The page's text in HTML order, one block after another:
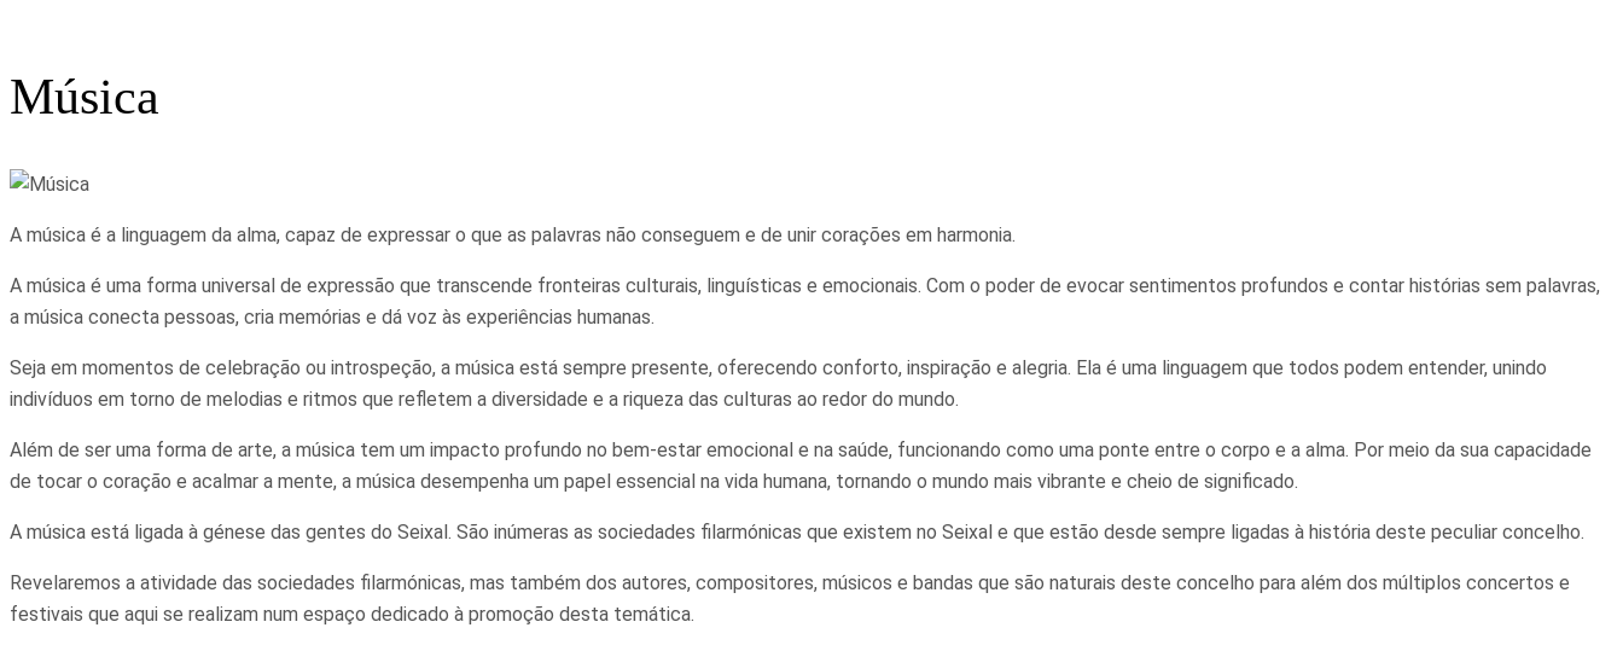
Música
A música é a linguagem da alma, capaz de expressar o que as palavras não conseguem e de unir corações em harmonia.
A música é uma forma universal de expressão que transcende fronteiras culturais, linguísticas e emocionais. Com o poder de evocar sentimentos profundos e contar histórias sem palavras,
a música conecta pessoas, cria memórias e dá voz às experiências humanas.
Seja em momentos de celebração ou introspeção, a música está sempre presente, oferecendo conforto, inspiração e alegria. Ela é uma linguagem que todos podem entender, unindo
indivíduos em torno de melodias e ritmos que refletem a diversidade e a riqueza das culturas ao redor do mundo.
Além de ser uma forma de arte, a música tem um impacto profundo no bem-estar emocional e na saúde, funcionando como uma ponte entre o corpo e a alma. Por meio da sua capacidade
de tocar o coração e acalmar a mente, a música desempenha um papel essencial na vida humana, tornando o mundo mais vibrante e cheio de significado.
A música está ligada à génese das gentes do Seixal. São inúmeras as sociedades filarmónicas que existem no Seixal e que estão desde sempre ligadas à história deste peculiar concelho.
Revelaremos a atividade das sociedades filarmónicas, mas também dos autores, compositores, músicos e bandas que são naturais deste concelho para além dos múltiplos concertos e
festivais que aqui se realizam num espaço dedicado à promoção desta temática.